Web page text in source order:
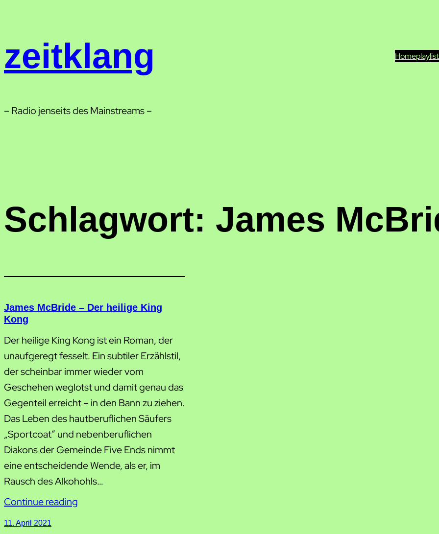
zeitklang Home
– Radio jenseits des Mainstreams –
Schlagwort: James
James McBride – Der heilige King
Kong
Der heilige King Kong ist ein Roman, der
unaufgeregt fesselt. Ein subtiler Erzählstil,
der scheinbar immer wieder vom
Geschehen weglotst und damit genau das
Gegenteil erreicht – in den Bann zu ziehen.
Das Leben des hautberuflichen Säufers
„Sportcoat“ und nebenberuflichen
Diakons der Gemeinde Five Ends nimmt
eine entscheidende Wende, als er, im
Rausch des Alkohohls…
Continue reading
11. April 2021